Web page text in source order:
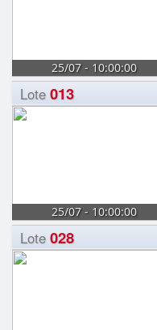
25/07 - 10:00:00
Lote 013
25/07 - 10:00:00
Lote 028